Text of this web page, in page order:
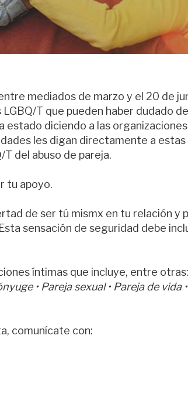
mediados de marzo y el 20 de
T que pueden haber dudado
diciendo a las
les digan directamente a
del abuso de pareja.
tu apoyo.
de ser tú mismx en tu relación y
sensación de seguridad debe
íntimas que incluye, entre otras:
• Pareja sexual • Pareja de
comunícate con: